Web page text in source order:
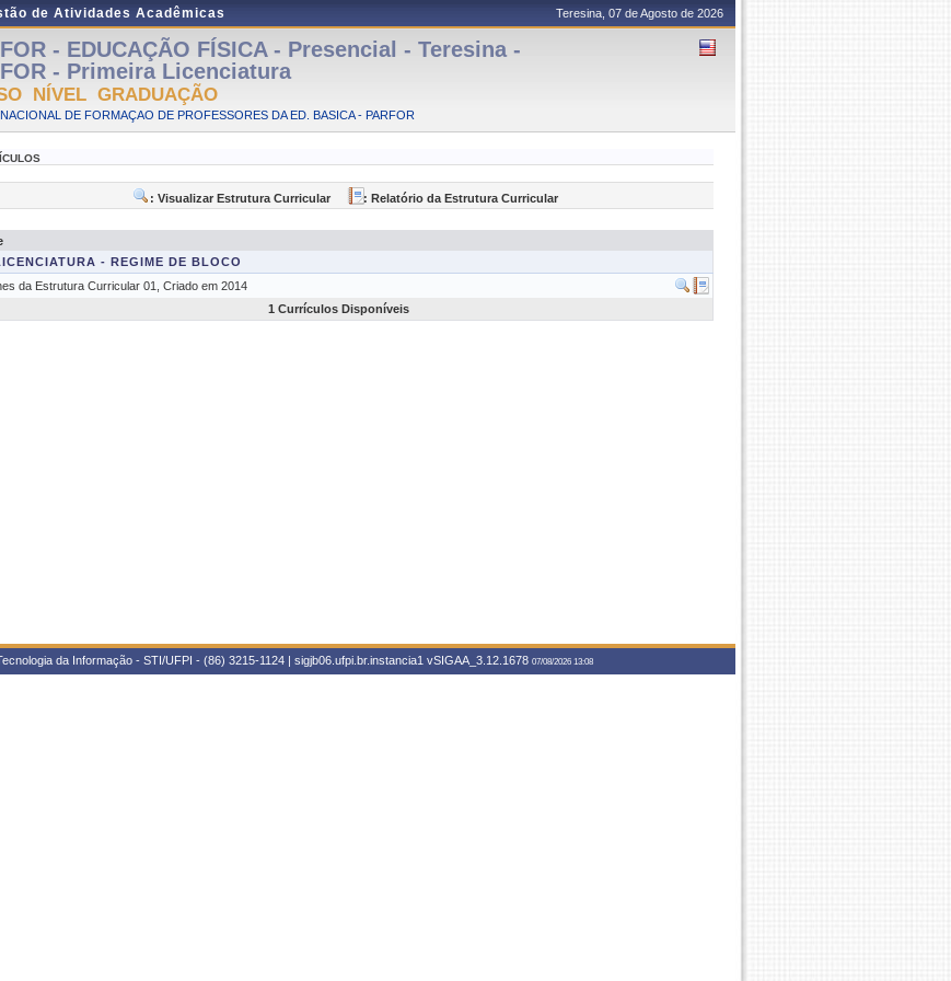
de Atividades Acadêmicas Teresina, 07 de Agosto de 2026
- EDUCAÇÃO FÍSICA - Presencial - Teresina -
- Primeira Licenciatura
NÍVEL GRADUAÇÃO
DE FORMAÇAO DE PROFESSORES DA ED. BASICA - PARFOR
: Visualizar Estrutura Curricular : Relatório da Estrutura Curricular
- REGIME DE BLOCO
da Estrutura Curricular 01, Criado em 2014
1 Currículos Disponíveis
da Informação - STI/UFPI - (86) 3215-1124 | sigjb06.ufpi.br.instancia1 vSIGAA_3.12.1678 07/08/2026 13:08